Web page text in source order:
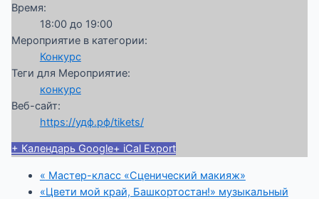
Время:
18:00 до 19:00
Мероприятие в категории:
Конкурс
Теги для Мероприятие:
конкурс
Веб-сайт:
https://удф.рф/tikets/
+ Календарь Google+ iCal Export
« Мастер-класс «Сценический макияж»
«Цвети мой край, Башкортостан!» музыкальный